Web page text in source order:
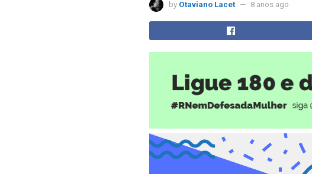
by Otaviano Lacet 8 anos ago